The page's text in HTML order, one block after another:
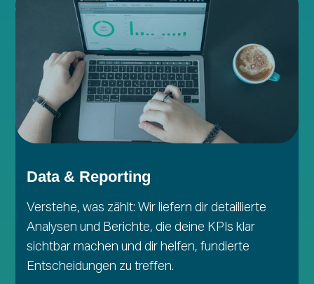
Data & Reporting
Verstehe, was zählt: Wir liefern dir detaillierte
Analysen und Berichte, die deine KPIs klar
sichtbar machen und dir helfen, fundierte
Entscheidungen zu treffen.